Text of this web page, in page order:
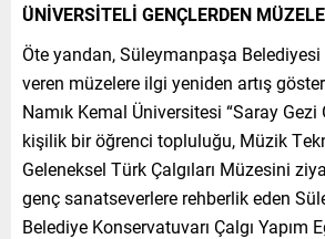
ÜNİVERSİTELİ GENÇLERDEN
Öte yandan, Süleymanpaşa
veren müzelere ilgi yeniden artış
Namık Kemal Üniversitesi “Saray
kişilik bir öğrenci topluluğu, Müzik
Geleneksel Türk Çalgıları Müzesini
genç sanatseverlere rehberlik eden
Belediye Konservatuvarı Çalgı Yapım